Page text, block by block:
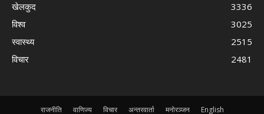
खेलकुद
3336
विश्व
3025
स्वास्थ्य
2515
विचार
2481
राजनीति वाणिज्य विचार अन्तरवार्ता मनोरञ्जन English